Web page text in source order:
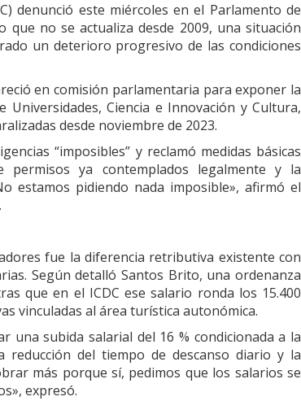
denunció este miércoles en el Parlamento de
no se actualiza desde 2009, una situación
un deterioro progresivo de las condiciones
en comisión parlamentaria para exponer la
Ciencia e Innovación y Cultura,
desde noviembre de 2023.
“imposibles” y reclamó medidas básicas
ya contemplados legalmente y la
estamos pidiendo nada imposible», afirmó el
fue la diferencia retributiva existente con
Según detalló Santos Brito, una ordenanza
que en el ICDC ese salario ronda los 15.400
vinculadas al área turística autonómica.
una subida salarial del 16 % condicionada a la
reducción del tiempo de descanso diario y la
más porque sí, pedimos que los salarios se
expresó.